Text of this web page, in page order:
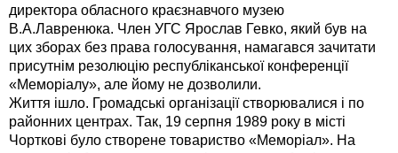
директора обласного краєзнавчого музею
В.А.Лавренюка. Член УГС Ярослав Гевко, який був на
цих зборах без права голосування, намагався зачитати
присутнім резолюцію республіканської конференції
«Меморіалу», але йому не дозволили.
Життя ішло. Громадські організації створювалися і по
районних центрах. Так, 19 серпня 1989 року в місті
Чорткові було cтворене товариство «Меморіал». На